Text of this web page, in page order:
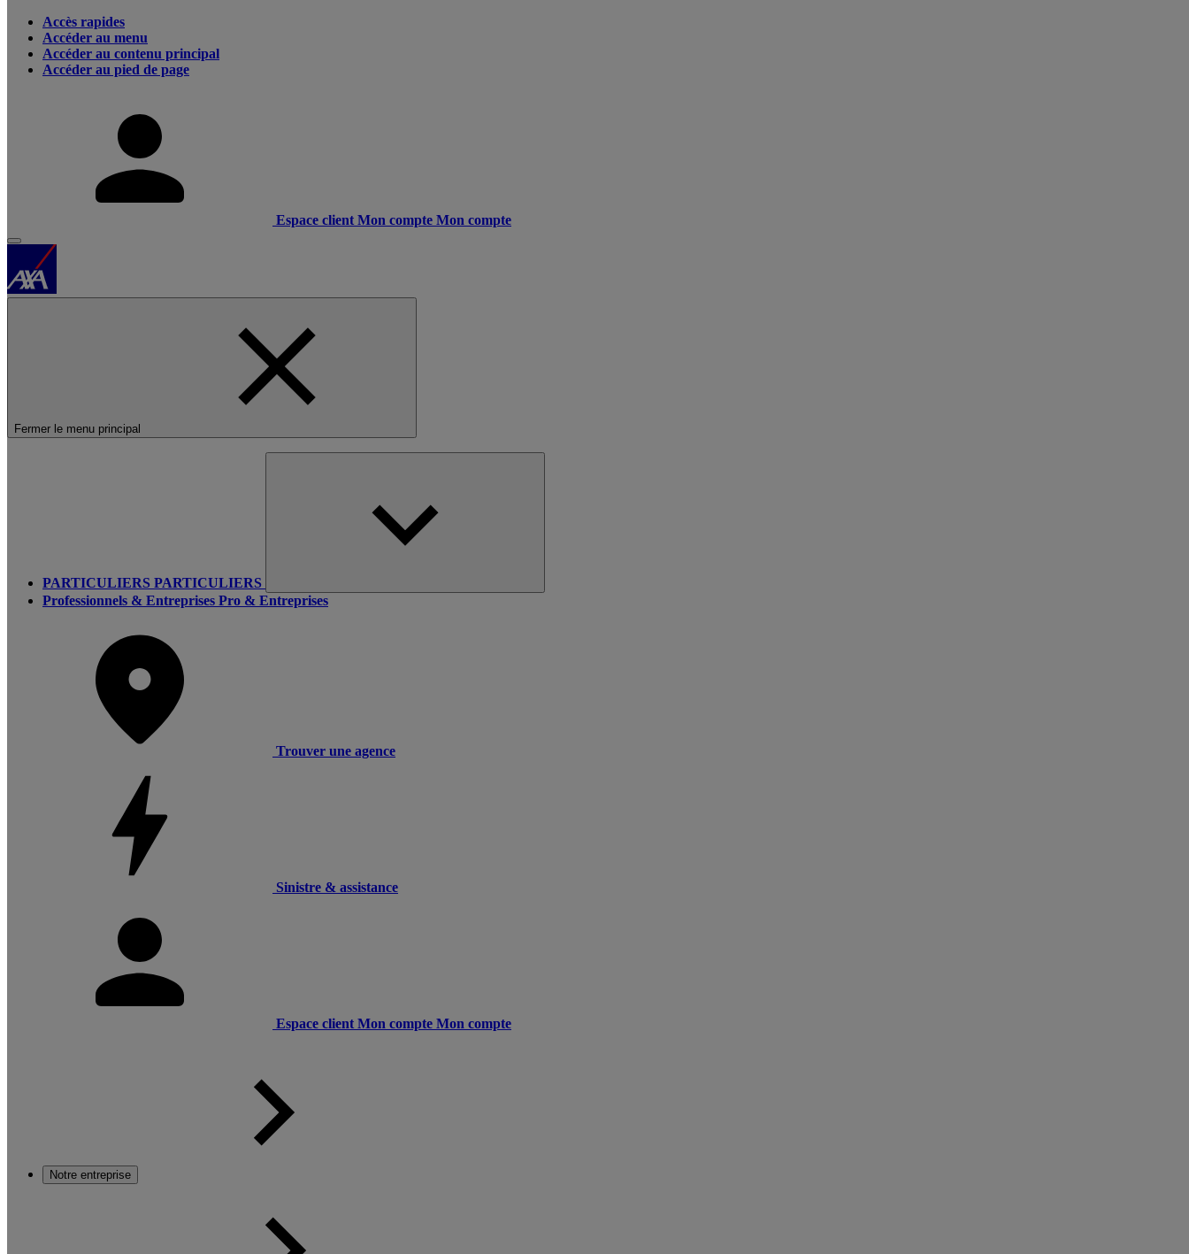
Accès rapides
Accéder au menu
Accéder au contenu principal
Accéder au pied de page
Espace client Mon compte Mon compte
Fermer le menu principal
PARTICULIERS PARTICULIERS
Professionnels & Entreprises Pro & Entreprises
Trouver une agence
Sinistre & assistance
Espace client Mon compte Mon compte
Notre entreprise